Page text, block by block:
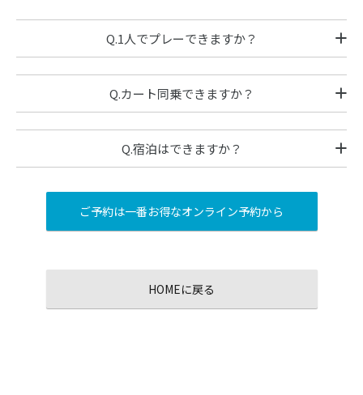
Q.1人でプレーできますか？
Q.カート同乗できますか？
Q.宿泊はできますか？
ご予約は一番お得なオンライン予約から
HOMEに戻る